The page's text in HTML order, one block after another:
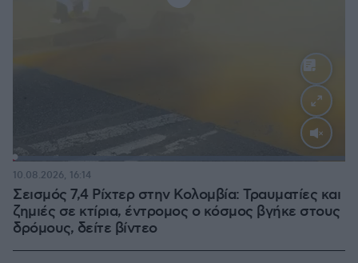
Σεισμός 7,4 Ρίχτερ στην Κολομβία: Τραυματίες και
ζημιές σε κτίρια, έντρομος ο κόσμος βγήκε στους
δρόμους, δείτε βίντεο
10.08.2026, 16:14